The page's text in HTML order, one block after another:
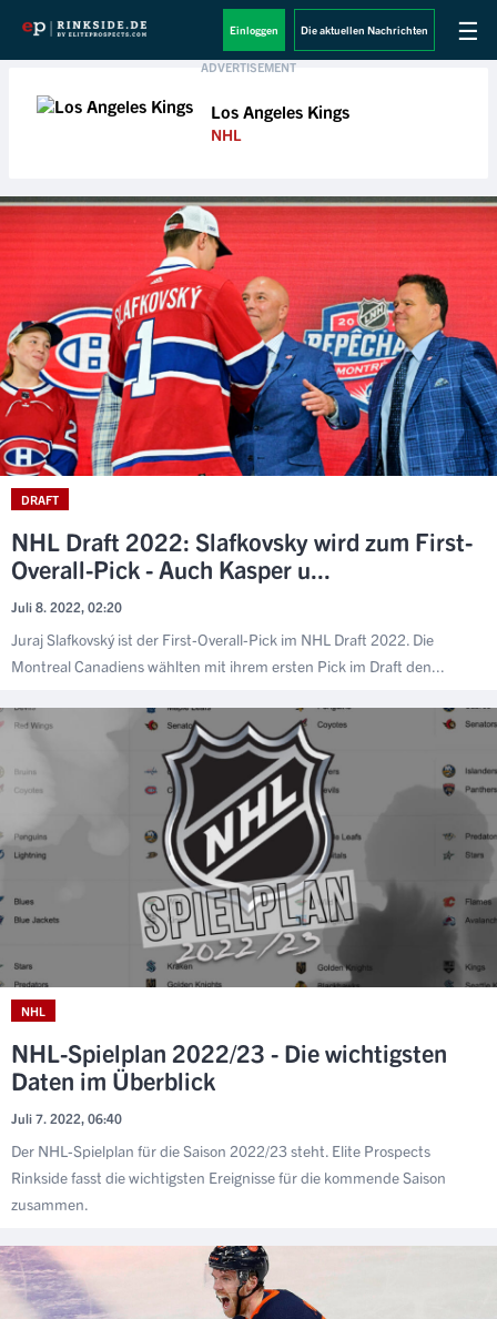
☰
Die aktuellen Nachrichten
Einloggen
Los Angeles Kings
NHL
DRAFT
NHL Draft 2022: Slafkovsky wird zum First-
Overall-Pick - Auch Kasper u...
Juli 8. 2022, 02:20
Juraj Slafkovský ist der First-Overall-Pick im NHL Draft 2022. Die
Montreal Canadiens wählten mit ihrem ersten Pick im Draft den...
NHL
NHL-Spielplan 2022/23 - Die wichtigsten
Daten im Überblick
Juli 7. 2022, 06:40
Der NHL-Spielplan für die Saison 2022/23 steht. Elite Prospects
Rinkside fasst die wichtigsten Ereignisse für die kommende Saison
zusammen.